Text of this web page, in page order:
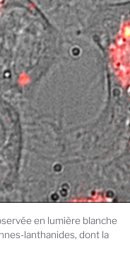
en lumière blanche
lanthanides, dont la